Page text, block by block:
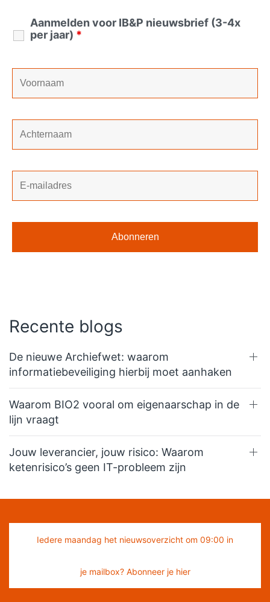
Aanmelden voor IB&P nieuwsbrief (3-4x
per jaar) *
Recente blogs
De nieuwe Archiefwet: waarom
informatiebeveiliging hierbij moet aanhaken
Waarom BIO2 vooral om eigenaarschap in de
lijn vraagt
Jouw leverancier, jouw risico: Waarom
ketenrisico’s geen IT-probleem zijn
Iedere maandag het nieuwsoverzicht om 09:00 in
je mailbox? Abonneer je hier